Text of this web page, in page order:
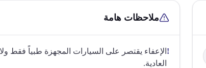
ملاحظات هامة
! الإعفاء يقتصر على السيارات المجهزة طبياً فقط
العادية.